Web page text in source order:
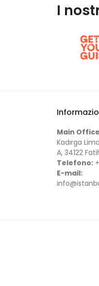
I
Main
Kadırga
A, 34122
Telefono:
E-mail: